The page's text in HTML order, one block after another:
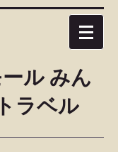
ル みん
ラベル